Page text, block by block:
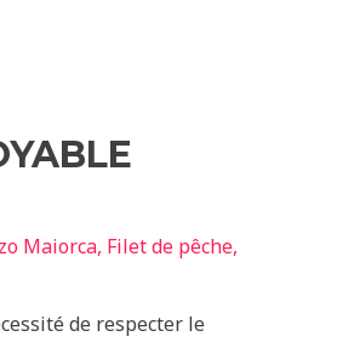
Maiorca, Filet de pêche,
de respecter le